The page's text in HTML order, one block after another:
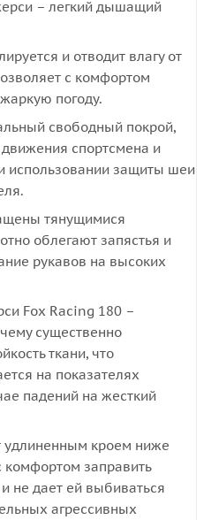
– легкий дышащий
и отводит влагу от
с комфортом
погоду.
свободный покрой,
спортсмена и
использовании защиты шеи
тянущимися
облегают запястья и
рукавов на высоких
Fox Racing 180 –
существенно
ткани, что
на показателях
падений на жесткий
удлиненным кроем ниже
комфортом заправить
не дает ей выбиваться
агрессивных